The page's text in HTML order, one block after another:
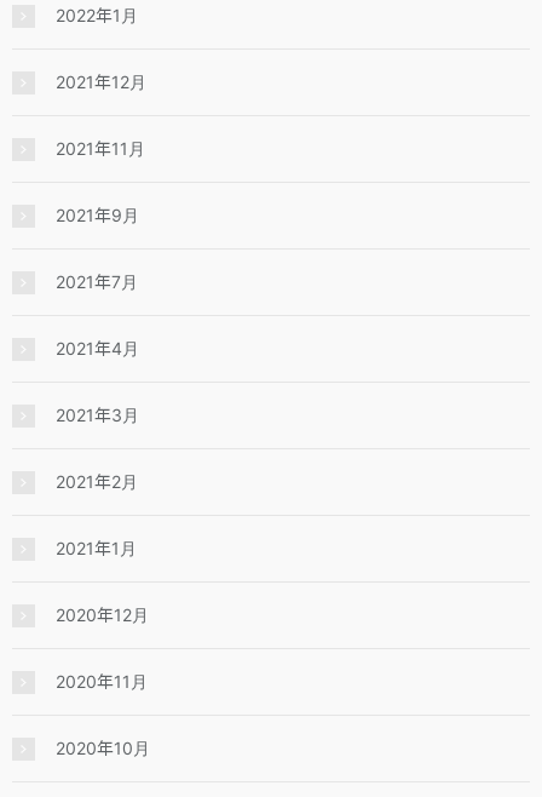
2022年1月
2021年12月
2021年11月
2021年9月
2021年7月
2021年4月
2021年3月
2021年2月
2021年1月
2020年12月
2020年11月
2020年10月